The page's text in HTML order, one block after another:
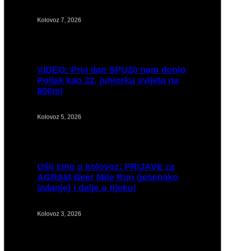
Kolovoz 7, 2026
VIDEO: Prvi dan SPU20 nam donio
Poljak kao 32. juniorku svijeta na
800m!
Kolovoz 5, 2026
Ušli smo u kolovoz: PRIJAVE za
AGRAM Beer Mile Run (jesensko
izdanje) i dalje u tijeku!
Kolovoz 3, 2026